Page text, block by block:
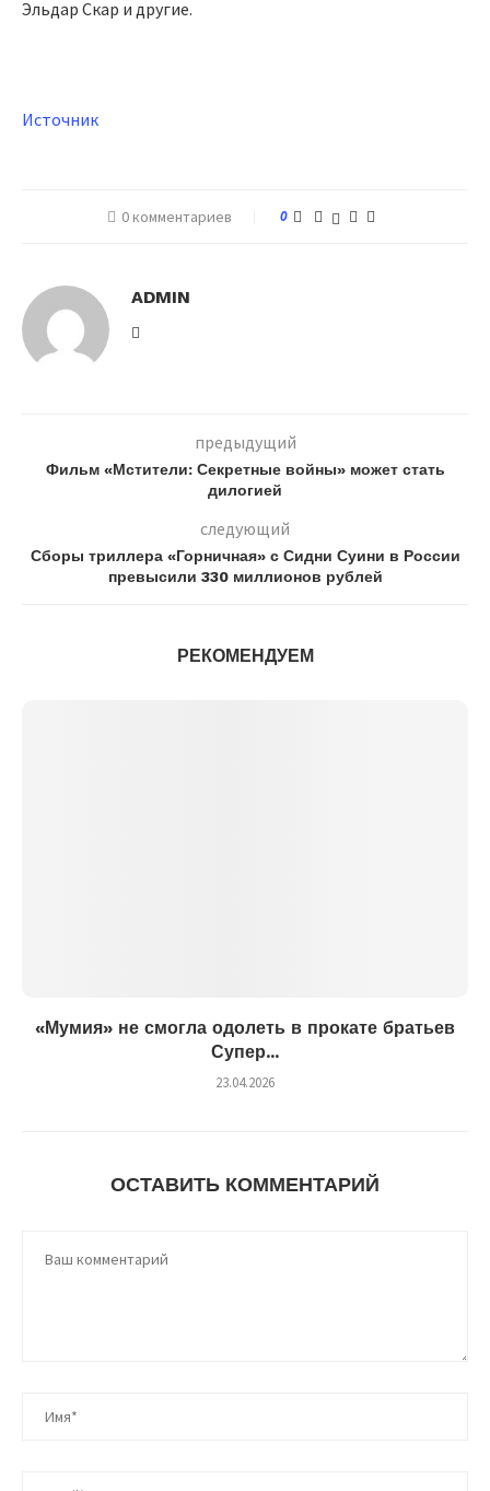
Эльдар Скар и другие.
Источник
0 комментариев 0
ADMIN
предыдущий
Фильм «Мстители: Секретные войны» может стать
дилогией
следующий
Сборы триллера «Горничная» с Сидни Суини в России
превысили 330 миллионов рублей
РЕКОМЕНДУЕМ
«Мумия» не смогла одолеть в прокате братьев
Супер...
23.04.2026
ОСТАВИТЬ КОММЕНТАРИЙ